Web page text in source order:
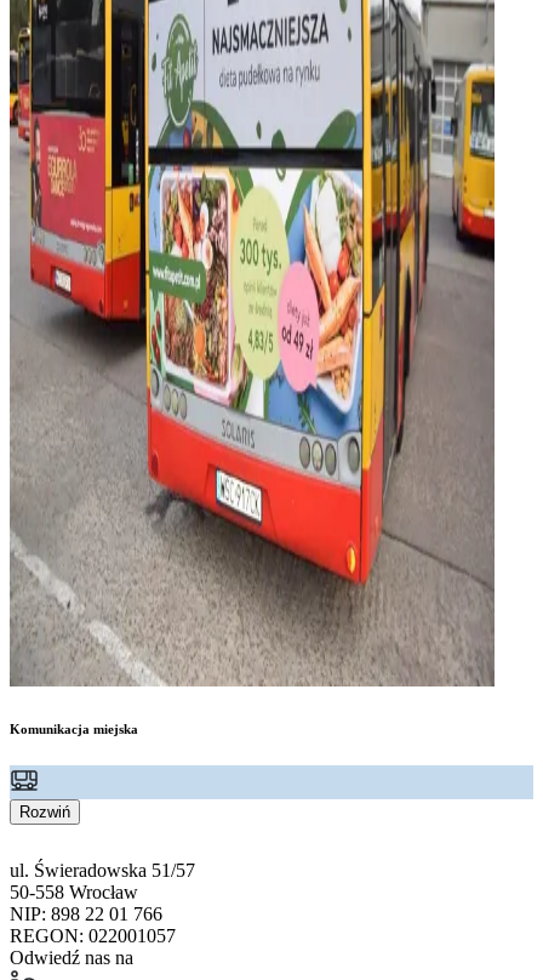
Komunikacja miejska
Rozwiń
ul. Świeradowska 51/57
50-558 Wrocław
NIP: 898 22 01 766
REGON: 022001057
Odwiedź nas na